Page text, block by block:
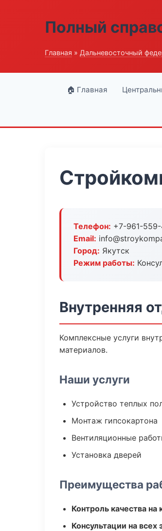
Полный
Главная » Дальневосточный
🏠 Главная
Телефон: +7-961-
Email:
Город: Якутск
Режим работы:
Внутренняя
Комплексные услуги
материалов.
Наши услуги
Устройство теплых
Монтаж гипсокартона
Вентиляционные
Установка дверей
Преимущества
Контроль качества
Консультации на всех